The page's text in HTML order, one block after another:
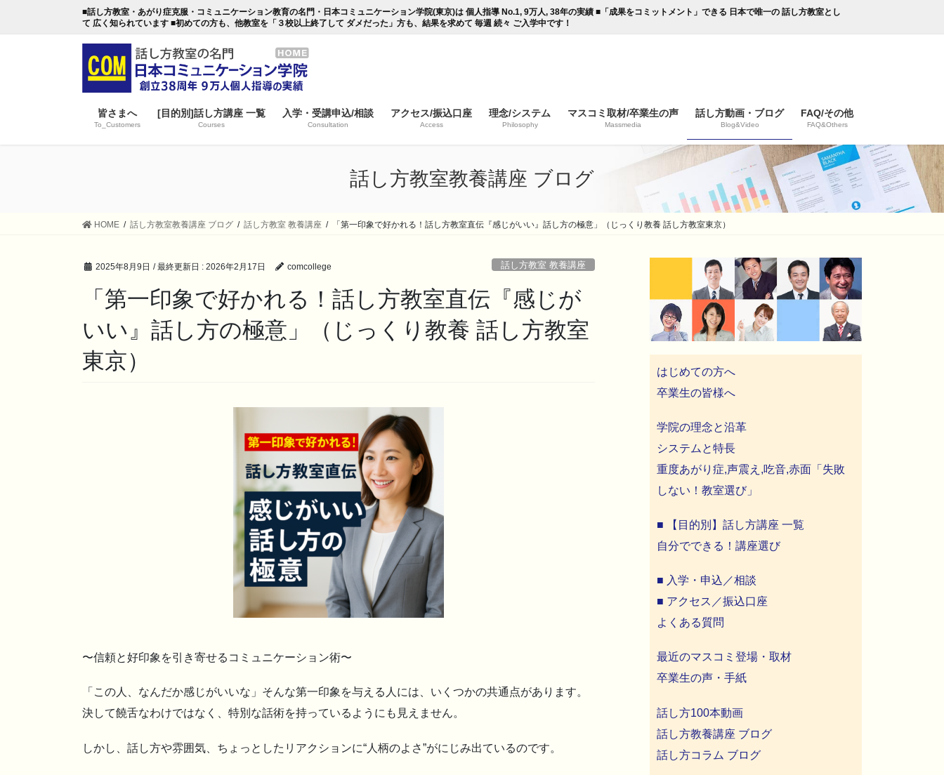
■話し方教室・あがり症克服・コミュニケーション教育の名門・日本コミュニケーション学院(東京)は 個人指導 No.1, 9万人, 38年の実績 ■「成果をコミットメント」できる 日本で唯一の 話し方教室とし
て 広く知られています ■初めての方も、他教室を「３校以上終了して ダメだった」方も、結果を求めて 毎週 続々 ご入学中です！
皆さまへ
To_Customers
[目的別]話し方講座 一覧
Courses
入学・受講申込/相談
Consultation
アクセス/振込口座
Access
理念/システム
Philosophy
マスコミ取材/卒業生の声
Massmedia
話し方動画・ブログ
Blog&Video
FAQ/その他
FAQ&Others
話し方教室教養講座 ブログ
HOME 話し方教室教養講座 ブログ 話し方教室 教養講座 「第一印象で好かれる！話し方教室直伝『感じがいい』話し方の極意」（じっくり教養 話し方教室東京）
2025年8月9日 / 最終更新日 : 2026年2月17日 comcollege 話し方教室 教養講座
「第一印象で好かれる！話し方教室直伝『感じが
いい』話し方の極意」（じっくり教養 話し方教室
東京）
〜信頼と好印象を引き寄せるコミュニケーション術〜
「この人、なんだか感じがいいな」そんな第一印象を与える人には、いくつかの共通点があります。
決して饒舌なわけではなく、特別な話術を持っているようにも見えません。
しかし、話し方や雰囲気、ちょっとしたリアクションに“人柄のよさ”がにじみ出ているのです。
はじめての方へ
卒業生の皆様へ
学院の理念と沿革
システムと特長
重度あがり症,声震え,吃音,赤面「失敗
しない！教室選び」
■ 【目的別】話し方講座 一覧
自分でできる！講座選び
■ 入学・申込／相談
■ アクセス／振込口座
よくある質問
最近のマスコミ登場・取材
卒業生の声・手紙
話し方100本動画
話し方教養講座 ブログ
話し方コラム ブログ